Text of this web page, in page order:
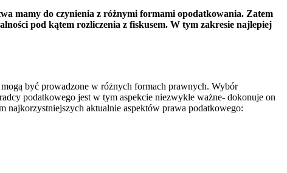
mamy do czynienia z różnymi formami opodatkowania. Zatem
pod kątem rozliczenia z fiskusem. W tym zakresie najlepiej
być prowadzone w różnych formach prawnych. Wybór
podatkowego jest w tym aspekcie niezwykle ważne- dokonuje on
najkorzystniejszych aktualnie aspektów prawa podatkowego: